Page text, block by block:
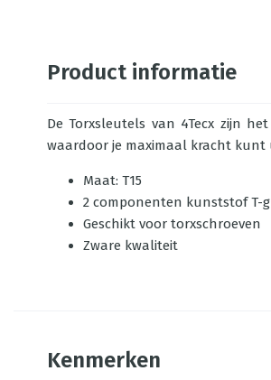
Product informatie
De Torxsleutels van 4Tecx zijn
waardoor je maximaal kracht kunt
Maat: T15
2 componenten kunststof T-
Geschikt voor torxschroeven
Zware kwaliteit
Kenmerken